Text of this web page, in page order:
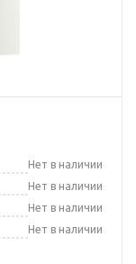
Нет в наличии
Нет в наличии
Нет в наличии
Нет в наличии